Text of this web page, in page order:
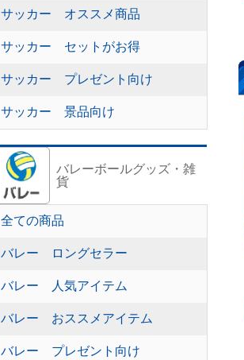
サッカー オススメ商品
サッカー セットがお得
サッカー プレゼント向け
サッカー 景品向け
バレーボールグッズ・雑
貨
全ての商品
バレー ロングセラー
バレー 人気アイテム
バレー おススメアイテム
バレー プレゼント向け